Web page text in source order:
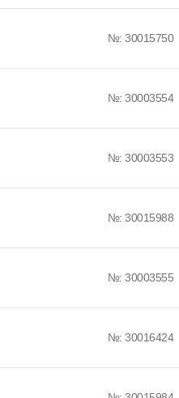
№: 30015750
№: 30003554
№: 30003553
№: 30015988
№: 30003555
№: 30016424